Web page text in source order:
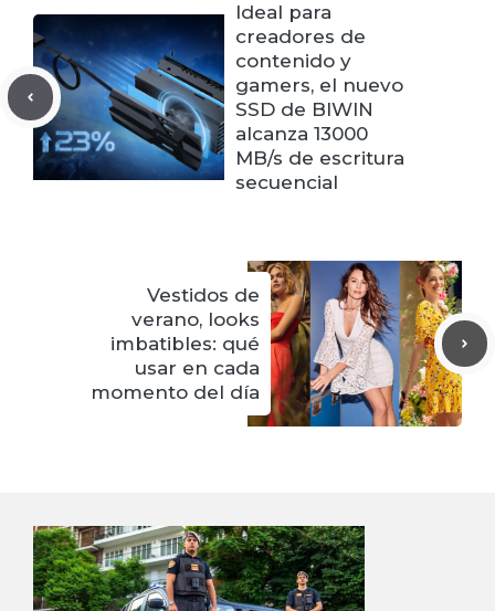
Ideal para
creadores de
contenido y
gamers, el nuevo
SSD de BIWIN
alcanza 13000
MB/s de escritura
secuencial
Vestidos de
verano, looks
imbatibles: qué
usar en cada
momento del día